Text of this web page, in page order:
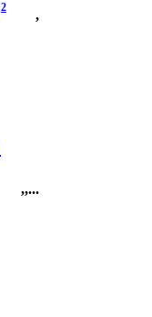
,
2
...
,
,